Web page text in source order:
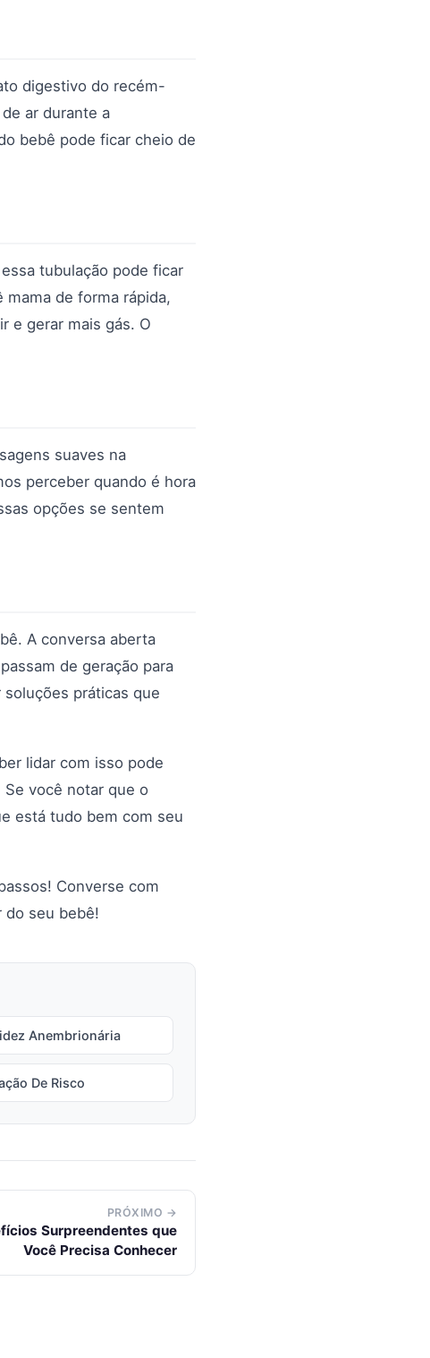
digestivo do recém-
ar durante a
bebê pode ficar cheio de
tubulação pode ficar
de forma rápida,
e gerar mais gás. O
suaves na
perceber quando é hora
opções se sentem
A conversa aberta
de geração para
práticas que
lidar com isso pode
você notar que o
está tudo bem com seu
Converse com
do seu bebê!
Anembrionária
De Risco
PRÓXIMO →
Surpreendentes que
Você Precisa Conhecer